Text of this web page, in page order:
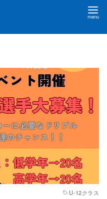
U-12クラス